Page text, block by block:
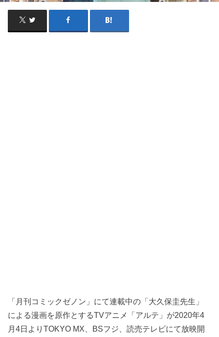
「月刊コミックゼノン」にて連載中の「大久保圭先生」
による漫画を原作とするTVアニメ「アルテ」が2020年4
月4日よりTOKYO MX、BSフジ、読売テレビにて放映開